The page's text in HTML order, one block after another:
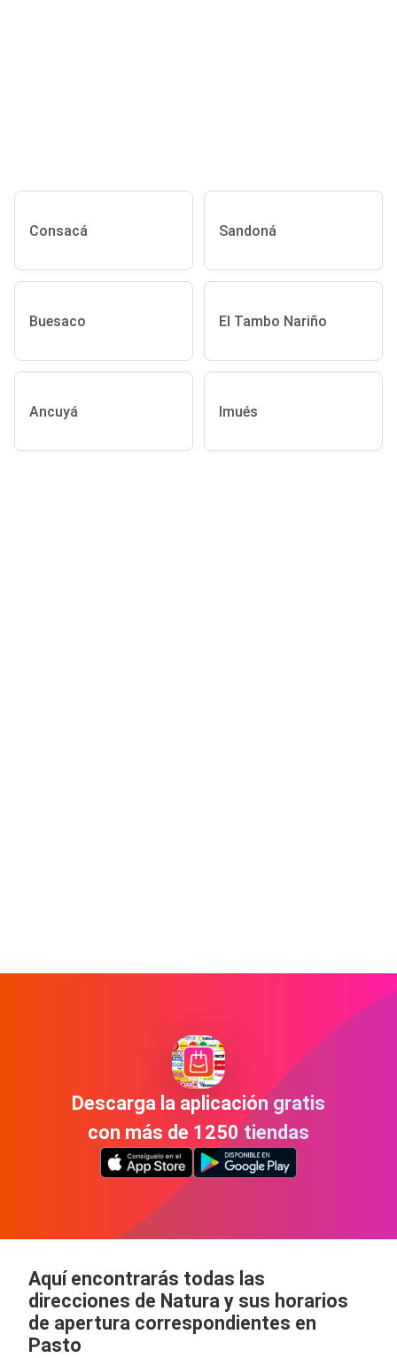
Consacá Sandoná
Buesaco El Tambo Nariño
Ancuyá Imués
Descarga la aplicación gratis
con más de 1250 tiendas
Aquí encontrarás todas las
direcciones de Natura y sus horarios
de apertura correspondientes en
Pasto